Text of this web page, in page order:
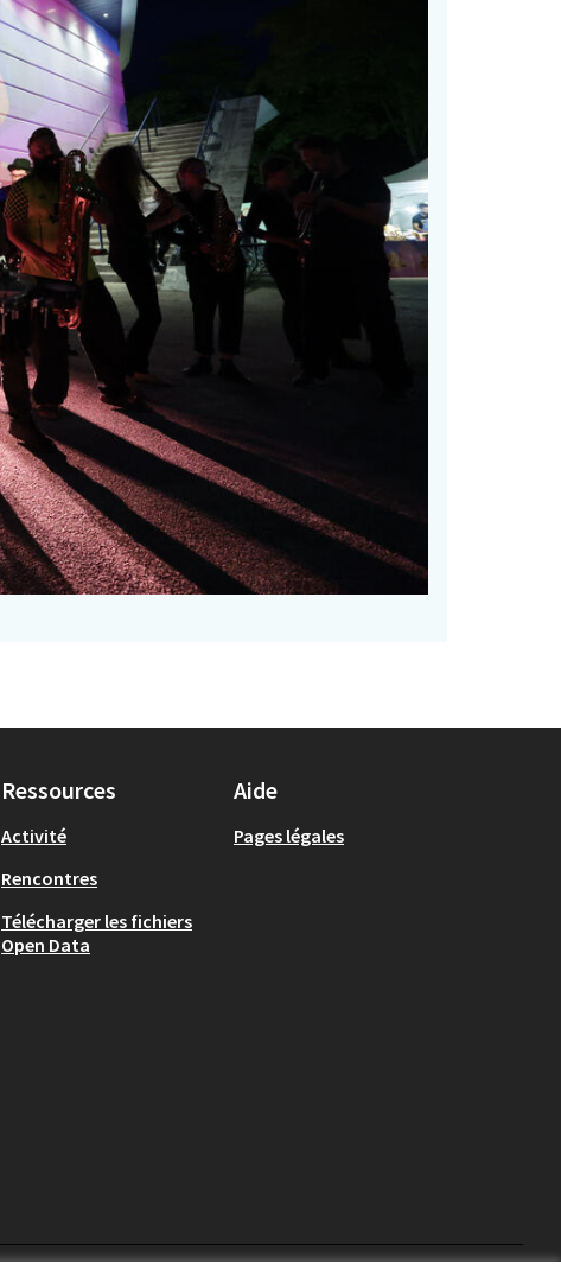
Ressources
Activité
Rencontres
Télécharger les fichiers
Open Data
Aide
Pages légales